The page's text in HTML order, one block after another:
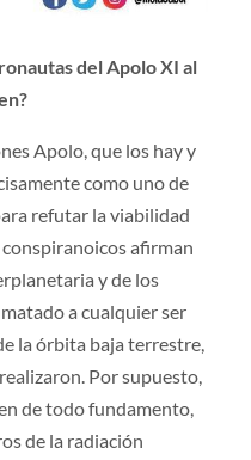
del Apolo XI al
Apolo, que los hay y
como uno de
refutar la viabilidad
afirman
y de los
a cualquier ser
la órbita baja terrestre,
Por supuesto,
de todo fundamento,
de la radiación